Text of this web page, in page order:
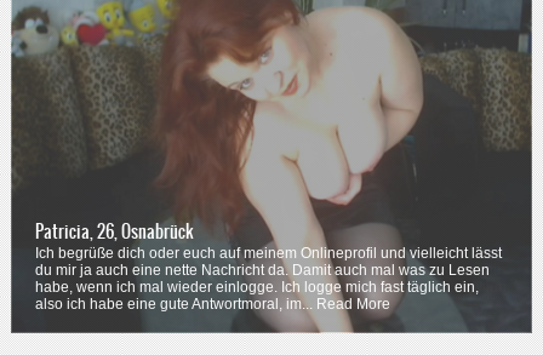
Patricia, 26, Osnabrück
Ich begrüße dich oder euch auf meinem Onlineprofil und vielleicht lässt
du mir ja auch eine nette Nachricht da. Damit auch mal was zu Lesen
habe, wenn ich mal wieder einlogge. Ich logge mich fast täglich ein,
also ich habe eine gute Antwortmoral, im... Read More